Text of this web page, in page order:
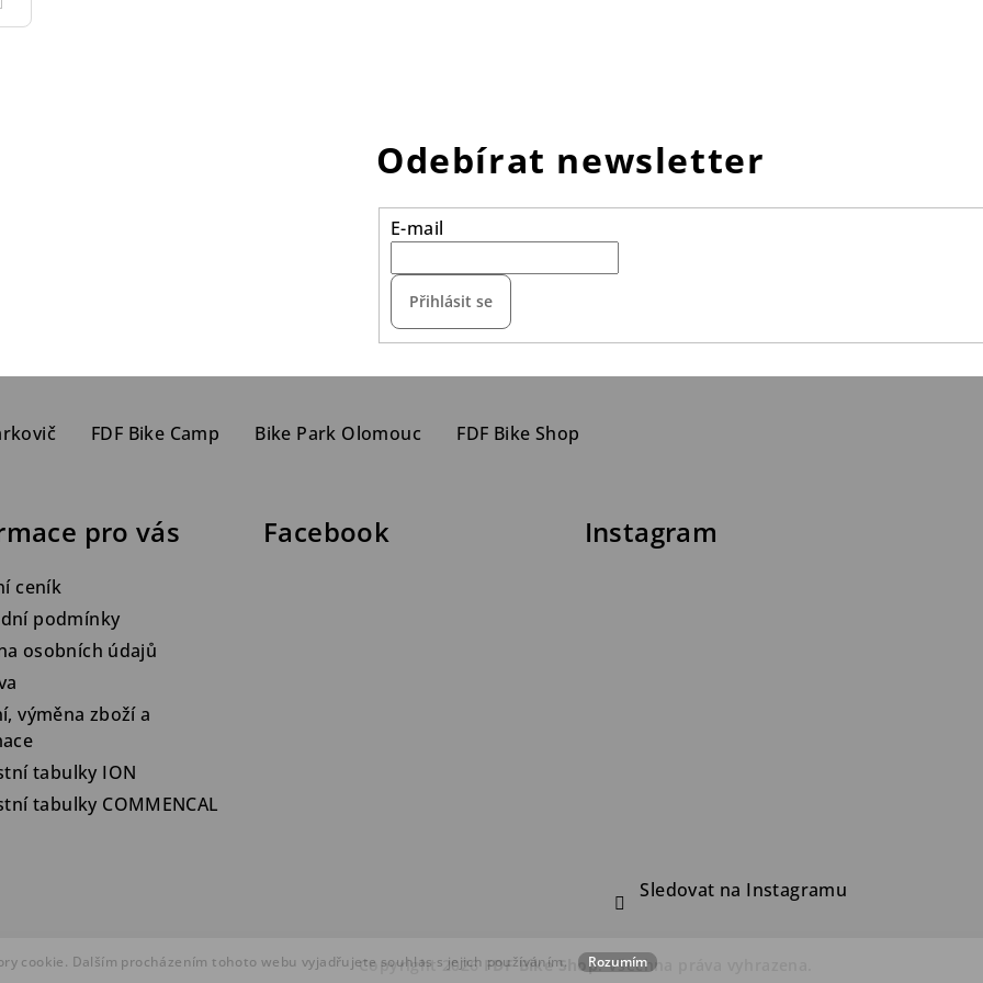
cookie. Dalším procházením tohoto webu vyjadřujete souhlas s jejich používáním. Rozumím
Odebírat newsletter
E-mail
Přihlásit se
FDF Bike Camp Bike Park Olomouc FDF Bike Shop
pro vás
ceník
podmínky
osobních údajů
výměna zboží a
tabulky ION
tabulky COMMENCAL
Facebook Instagram
Sledovat na Instagramu
Copyright 2026 FDF Bike Shop. Všechna práva vyhrazena.